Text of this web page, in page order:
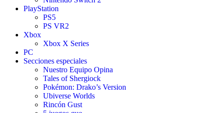
PlayStation
PS5
PS VR2
Xbox
Xbox X Series
PC
Secciones especiales
Nuestro Equipo Opina
Tales of Shergiock
Pokémon: Drako’s Version
Ubiverse Worlds
Rincón Gust